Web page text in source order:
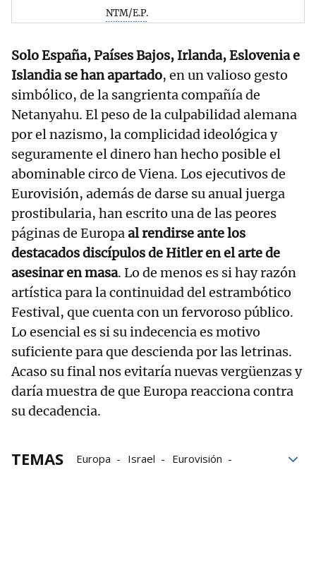
NTM/E.P.
Solo España, Países Bajos, Irlanda, Eslovenia e
Islandia se han apartado, en un valioso gesto
simbólico, de la sangrienta compañía de
Netanyahu. El peso de la culpabilidad alemana
por el nazismo, la complicidad ideológica y
seguramente el dinero han hecho posible el
abominable circo de Viena. Los ejecutivos de
Eurovisión, además de darse su anual juerga
prostibularia, han escrito una de las peores
páginas de Europaal rendirse ante los
destacados discípulos de Hitler en el arte de
asesinar en masa. Lo de menos es si hay razón
artística para la continuidad del estrambótico
Festival, que cuenta con un fervoroso público.
Lo esencial es si su indecencia es motivo
suficiente para que descienda por las letrinas.
Acaso su final nos evitaría nuevas vergüenzas y
daría muestra de que Europa reacciona contra
su decadencia.
TEMAS Europa Israel
Eurovisión